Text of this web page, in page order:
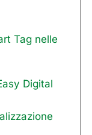
Tag nelle
Digital